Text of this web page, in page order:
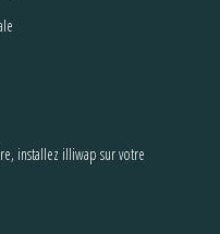
installez illiwap sur votre